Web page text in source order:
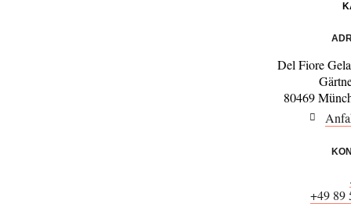
Del Fiore
80469
+49 89